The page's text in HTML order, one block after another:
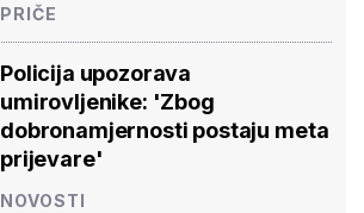
PRIČE
Policija upozorava
umirovljenike: 'Zbog
dobronamjernosti postaju meta
prijevare'
NOVOSTI